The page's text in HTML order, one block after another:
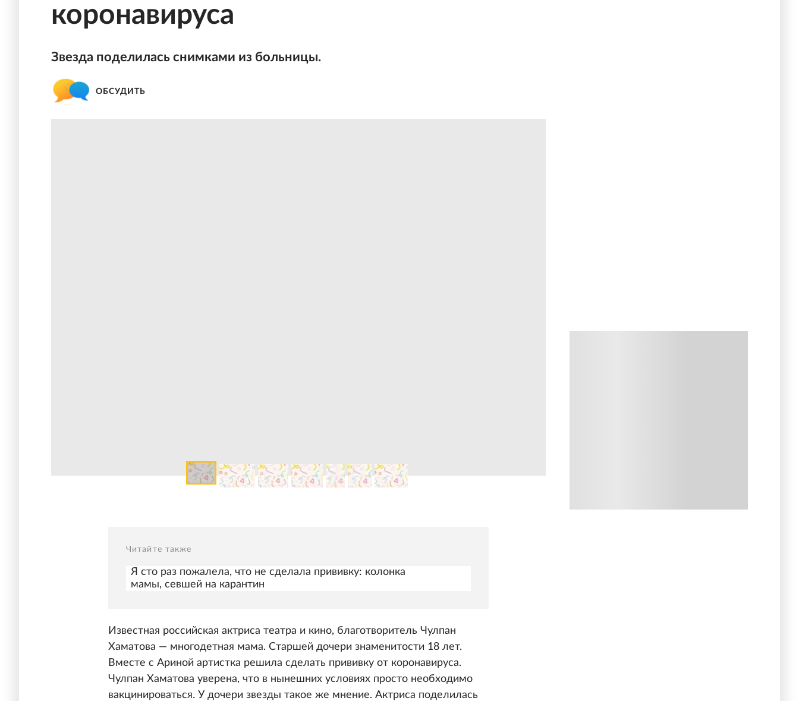
коронавируса
Звезда поделилась снимками из больницы.
ОБСУДИТЬ
Читайте также
Я сто раз пожалела, что не сделала прививку: колонка
мамы, севшей на карантин
Известная российская актриса театра и кино, благотворитель Чулпан
Хаматова — многодетная мама. Старшей дочери знаменитости 18 лет.
Вместе с Ариной артистка решила сделать прививку от коронавируса.
Чулпан Хаматова уверена, что в нынешних условиях просто необходимо
вакцинироваться. У дочери звезды такое же мнение. Актриса поделилась